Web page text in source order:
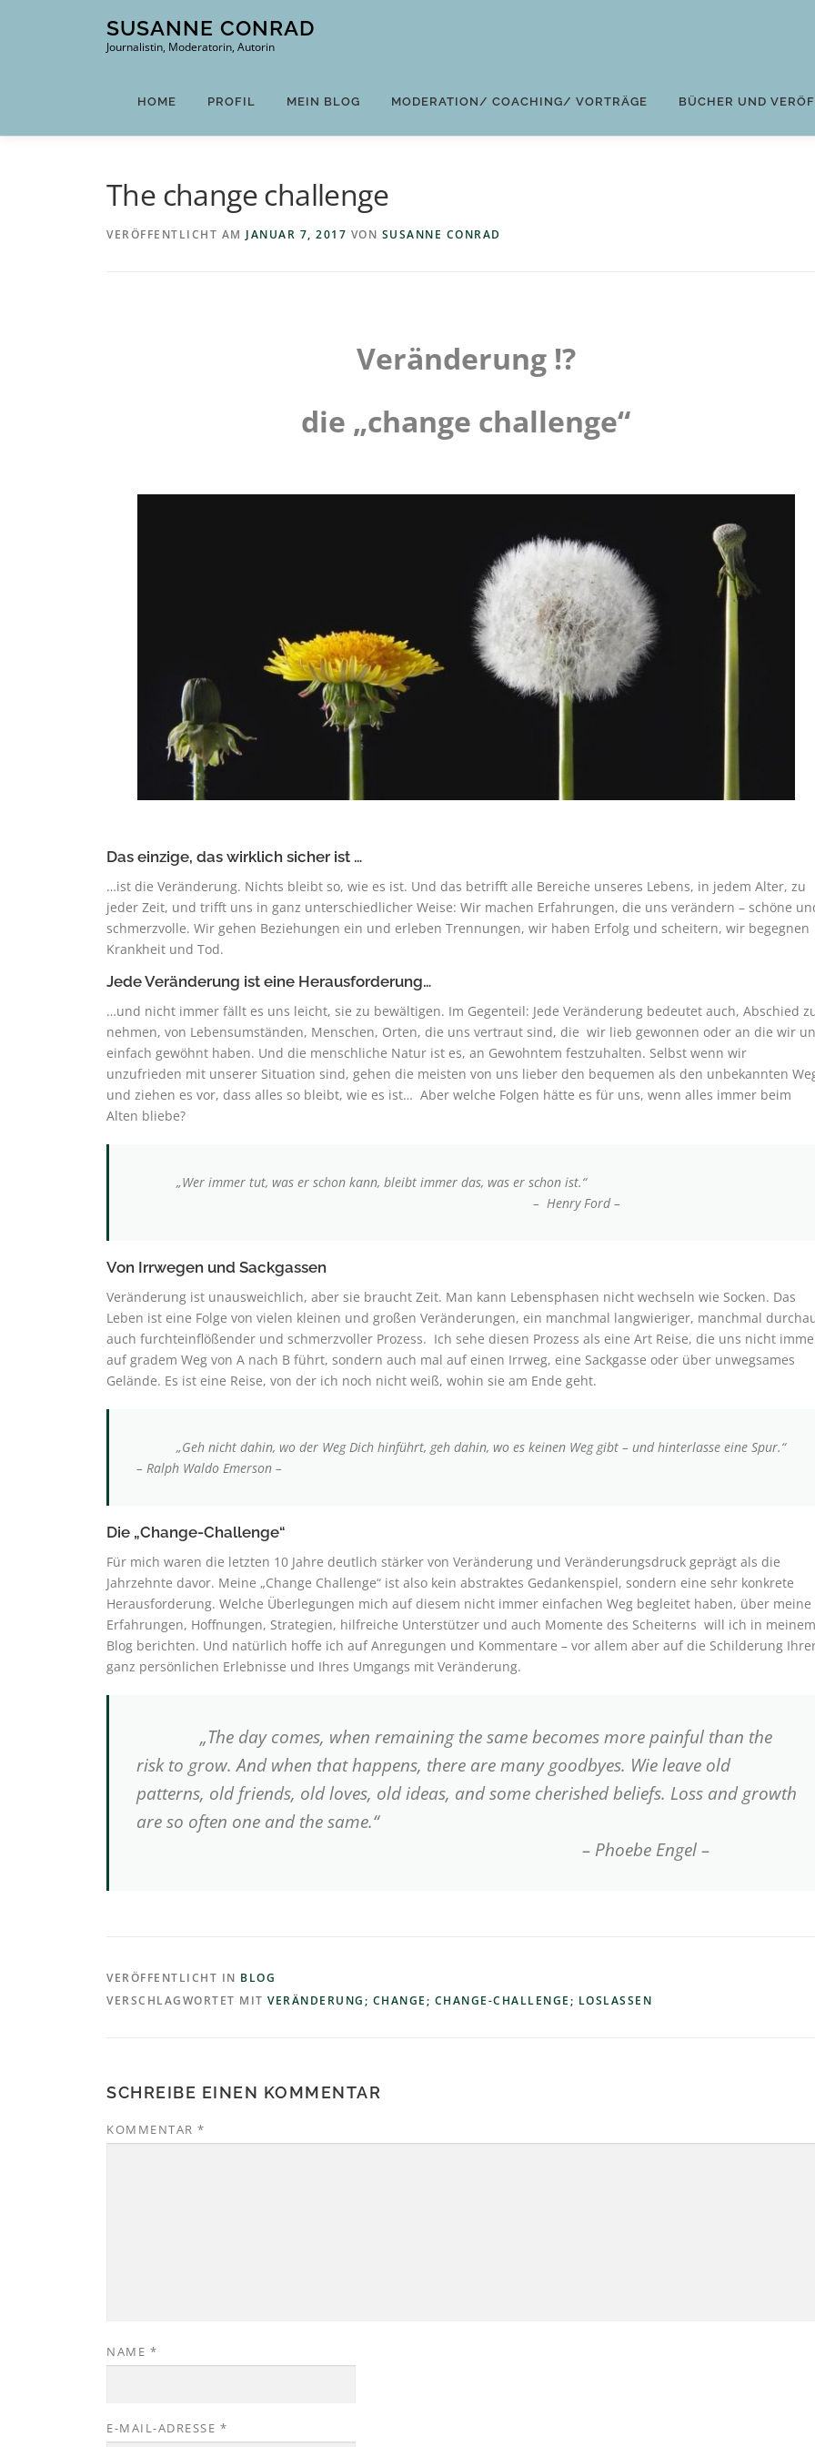
SUSANNE CONRAD
Journalistin, Moderatorin, Autorin
HOME PROFIL MEIN BLOG MODERATION/ COACHING/ VORTRÄGE BÜCHER UND
The change challenge
VERÖFFENTLICHT AM JANUAR 7, 2017 VON SUSANNE CONRAD
Veränderung !?
die „change challenge“
Das einzige, das wirklich sicher ist …
…ist die Veränderung. Nichts bleibt so, wie es ist. Und das betrifft alle Bereiche unseres Lebens, in jedem Alter, zu
jeder Zeit, und trifft uns in ganz unterschiedlicher Weise: Wir machen Erfahrungen, die uns verändern – schöne
schmerzvolle. Wir gehen Beziehungen ein und erleben Trennungen, wir haben Erfolg und scheitern, wir begegnen
Krankheit und Tod.
Jede Veränderung ist eine Herausforderung…
…und nicht immer fällt es uns leicht, sie zu bewältigen. Im Gegenteil: Jede Veränderung bedeutet auch, Abschied
nehmen, von Lebensumständen, Menschen, Orten, die uns vertraut sind, die wir lieb gewonnen oder an die wir
einfach gewöhnt haben. Und die menschliche Natur ist es, an Gewohntem festzuhalten. Selbst wenn wir
unzufrieden mit unserer Situation sind, gehen die meisten von uns lieber den bequemen als den unbekannten
und ziehen es vor, dass alles so bleibt, wie es ist… Aber welche Folgen hätte es für uns, wenn alles immer beim
Alten bliebe?
„Wer immer tut, was er schon kann, bleibt immer das, was er schon ist.“
– Henry Ford –
Von Irrwegen und Sackgassen
Veränderung ist unausweichlich, aber sie braucht Zeit. Man kann Lebensphasen nicht wechseln wie Socken. Das
Leben ist eine Folge von vielen kleinen und großen Veränderungen, ein manchmal langwieriger, manchmal
auch furchteinflößender und schmerzvoller Prozess. Ich sehe diesen Prozess als eine Art Reise, die uns nicht
auf gradem Weg von A nach B führt, sondern auch mal auf einen Irrweg, eine Sackgasse oder über unwegsames
Gelände. Es ist eine Reise, von der ich noch nicht weiß, wohin sie am Ende geht.
„Geh nicht dahin, wo der Weg Dich hinführt, geh dahin, wo es keinen Weg gibt – und hinterlasse eine Spur.“
– Ralph Waldo Emerson –
Die „Change-Challenge“
Für mich waren die letzten 10 Jahre deutlich stärker von Veränderung und Veränderungsdruck geprägt als die
Jahrzehnte davor. Meine „Change Challenge“ ist also kein abstraktes Gedankenspiel, sondern eine sehr konkrete
Herausforderung. Welche Überlegungen mich auf diesem nicht immer einfachen Weg begleitet haben, über meine
Erfahrungen, Hoffnungen, Strategien, hilfreiche Unterstützer und auch Momente des Scheiterns will ich in meinem
Blog berichten. Und natürlich hoffe ich auf Anregungen und Kommentare – vor allem aber auf die Schilderung
ganz persönlichen Erlebnisse und Ihres Umgangs mit Veränderung.
„The day comes, when remaining the same becomes more painful than the
risk to grow. And when that happens, there are many goodbyes. Wie leave old
patterns, old friends, old loves, old ideas, and some cherished beliefs. Loss and growth
are so often one and the same.“
– Phoebe Engel –
VERÖFFENTLICHT IN BLOG
VERSCHLAGWORTET MIT VERÄNDERUNG; CHANGE; CHANGE-CHALLENGE; LOSLASSEN
SCHREIBE EINEN KOMMENTAR
KOMMENTAR *
NAME *
E-MAIL-ADRESSE *